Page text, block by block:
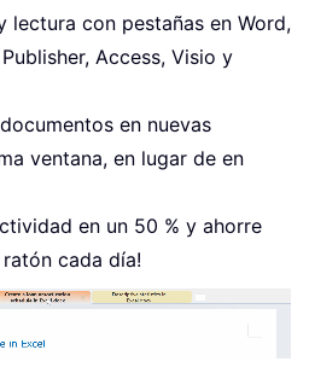
lectura con pestañas en Word,
Access, Visio y
en nuevas
ventana, en lugar de en
en un 50 % y ahorre
cada día!